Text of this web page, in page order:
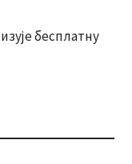
бесплатну